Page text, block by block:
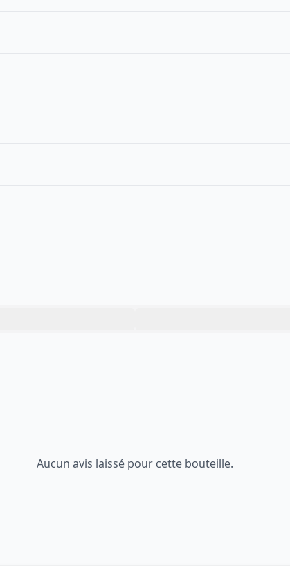
Aucun avis laissé pour cette bouteille.